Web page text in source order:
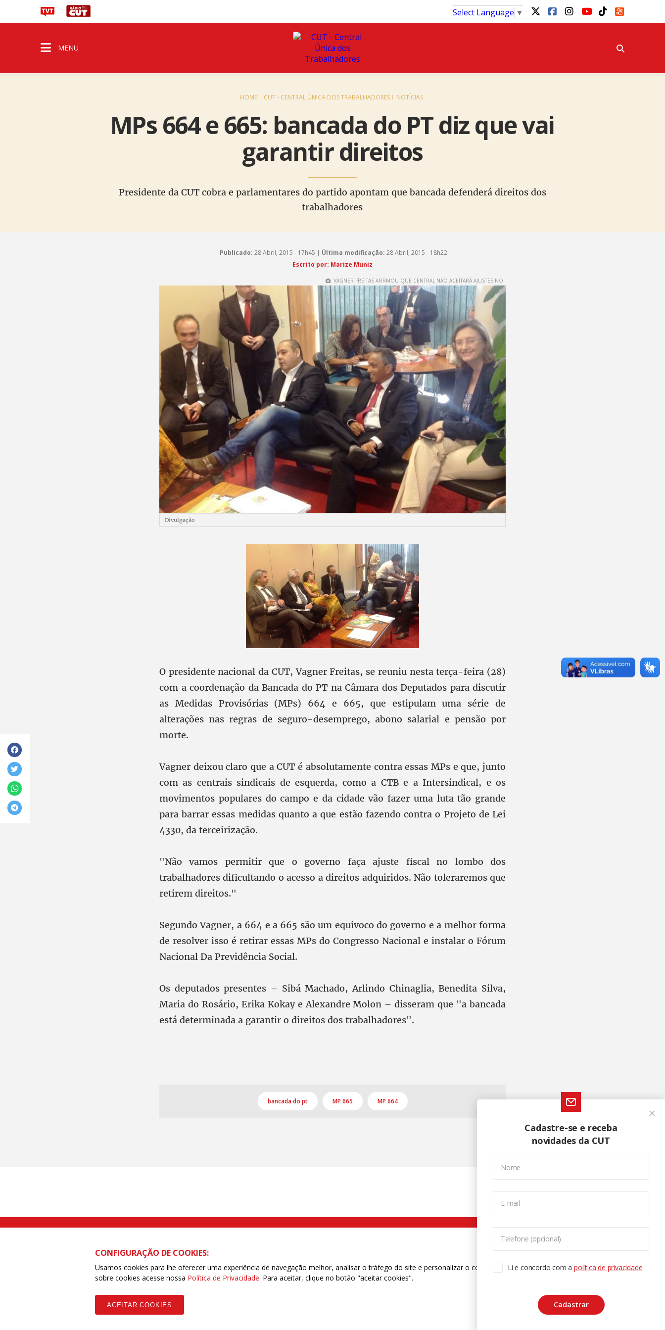
Select Language ▼
MENU
HOME CUT - CENTRAL ÚNICA DOS TRABALHADORES NOTÍCIAS
MPs 664 e 665: bancada do PT diz que vai
garantir direitos
Presidente da CUT cobra e parlamentares do partido apontam que bancada defenderá direitos dos
trabalhadores
Publicado: 28 Abril, 2015 - 17h45 | Última modificação: 28 Abril, 2015 - 18h22
Escrito por: Marize Muniz
VAGNER FREITAS AFIRMOU QUE CENTRAL NÃO ACEITARÁ AJUSTES NO
Divulgação
O presidente nacional da CUT, Vagner Freitas, se reuniu nesta terça-feira (28)
com a coordenação da Bancada do PT na Câmara dos Deputados para discutir
as Medidas Provisórias (MPs) 664 e 665, que estipulam uma série de
alterações nas regras de seguro-desemprego, abono salarial e pensão por
morte.
Vagner deixou claro que a CUT é absolutamente contra essas MPs e que, junto
com as centrais sindicais de esquerda, como a CTB e a Intersindical, e os
movimentos populares do campo e da cidade vão fazer uma luta tão grande
para barrar essas medidas quanto a que estão fazendo contra o Projeto de Lei
4330, da terceirização.
"Não vamos permitir que o governo faça ajuste fiscal no lombo dos
trabalhadores dificultando o acesso a direitos adquiridos. Não toleraremos que
retirem direitos."
Segundo Vagner, a 664 e a 665 são um equivoco do governo e a melhor forma
de resolver isso é retirar essas MPs do Congresso Nacional e instalar o Fórum
Nacional Da Previdência Social.
Os deputados presentes – Sibá Machado, Arlindo Chinaglia, Benedita Silva,
Maria do Rosário, Erika Kokay e Alexandre Molon – disseram que "a bancada
está determinada a garantir o direitos dos trabalhadores".
bancada do pt MP 665 MP 664
Cadastre-se e receba
novidades da CUT
Nome
E-mail
Telefone (opcional)
Lí e concordo com apolítica de privacidade
Cadastrar
Rua Caetano Pinto nº 575 CEP 03041-000 Brás, São Paulo/SP | Telefone (11) 2108 9200 - Fax (11) 2108 9310
Copyleft CUT Central Única dos Trabalhadores 3.960 - Entidades Filiadas | 7.933.029 - Trabalhadores(as) Associados | 25.831.443 - Trabalhadores(as) na Base
CONFIGURAÇÃO DE COOKIES:
Usamos cookies para lhe oferecer uma experiência de navegação melhor, analisar o tráfego do site e personalizar o conteúdo. Para saber mais
sobre cookies acesse nossa Política de Privacidade. Para aceitar, clique no botão "aceitar cookies".
ACEITAR COOKIES